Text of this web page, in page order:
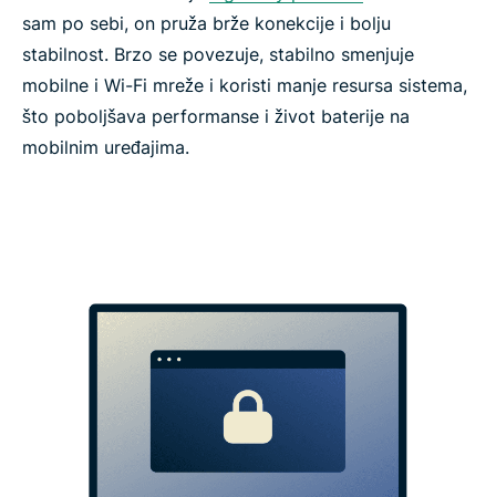
sam po sebi, on pruža brže konekcije i bolju
stabilnost. Brzo se povezuje, stabilno smenjuje
mobilne i Wi-Fi mreže i koristi manje resursa sistema,
što poboljšava performanse i život baterije na
mobilnim uređajima.